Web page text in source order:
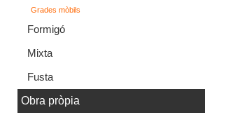
Grades mòbils
Formigó
Mixta
Fusta
Obra pròpia